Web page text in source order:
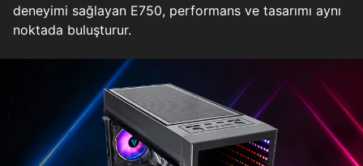
deneyimi sağlayan E750, performans ve tasarımı aynı
noktada buluşturur.